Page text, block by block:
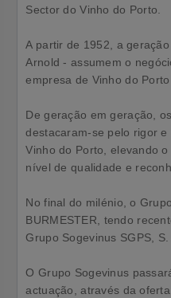
Sector do Vinho do Porto.
A partir de 1952, a
Arnold - assumem o
empresa de Vinho do
De geração em geração,
destacaram-se pelo rigor
Vinho do Porto, elevando
nível de qualidade e
No final do milénio, o
BURMESTER, tendo
Grupo Sogevinus SGPS, S.
O Grupo Sogevinus
actuação, através da